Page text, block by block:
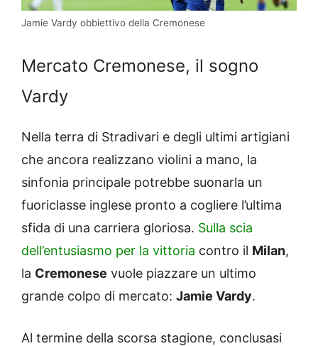
Jamie Vardy obbiettivo della Cremonese
Mercato Cremonese, il sogno
Vardy
Nella terra di Stradivari e degli ultimi artigiani
che ancora realizzano violini a mano, la
sinfonia principale potrebbe suonarla un
fuoriclasse inglese pronto a cogliere l’ultima
sfida di una carriera gloriosa. Sulla scia
dell’entusiasmo per la vittoria contro il Milan,
la Cremonese vuole piazzare un ultimo
grande colpo di mercato: Jamie Vardy.
Al termine della scorsa stagione, conclusasi